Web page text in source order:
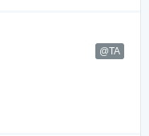
@TA